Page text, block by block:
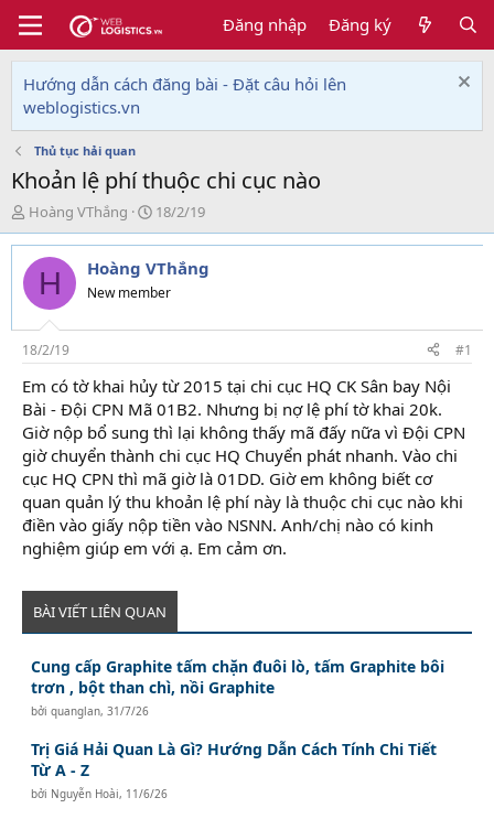
Đăng nhập Đăng ký
Hướng dẫn cách đăng bài - Đặt câu hỏi lên
weblogistics.vn
Thủ tục hải quan
Khoản lệ phí thuộc chi cục nào
T
h
r
e
d
s
t
a
r
t
e
r
Hoàng VThắng
N
g
à
y
g
i
18/2/19
H Hoàng VThắng
New member
18/2/19 #1
Em có tờ khai hủy từ 2015 tại chi cục HQ CK Sân bay Nội
Bài - Đội CPN Mã 01B2. Nhưng bị nợ lệ phí tờ khai 20k.
Giờ nộp bổ sung thì lại không thấy mã đấy nữa vì Đội CPN
giờ chuyển thành chi cục HQ Chuyển phát nhanh. Vào chi
cục HQ CPN thì mã giờ là 01DD. Giờ em không biết cơ
quan quản lý thu khoản lệ phí này là thuộc chi cục nào khi
điền vào giấy nộp tiền vào NSNN. Anh/chị nào có kinh
nghiệm giúp em với ạ. Em cảm ơn.
BÀI VIẾT LIÊN QUAN
Cung cấp Graphite tấm chặn đuôi lò, tấm Graphite bôi
trơn , bột than chì, nồi Graphite
bởiquanglan,31/7/26
Trị Giá Hải Quan Là Gì? Hướng Dẫn Cách Tính Chi Tiết
Từ A - Z
bởi Nguyễn Hoài, 11/6/26